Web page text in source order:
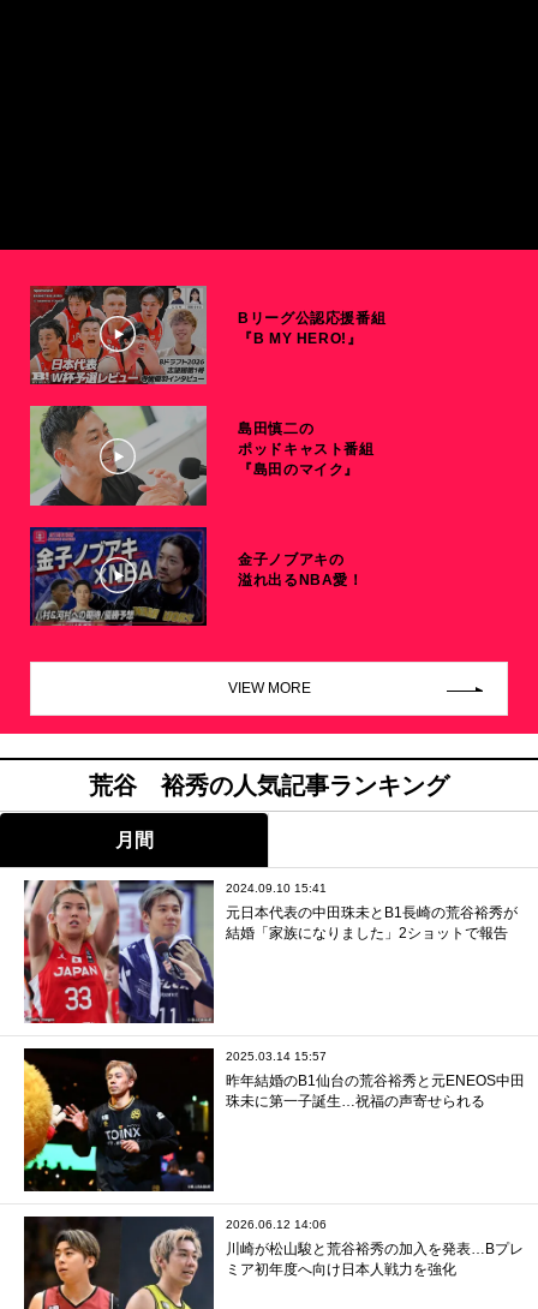
Bリーグ公認応援番組
『B MY HERO!』
島田慎二の
ポッドキャスト番組
『島田のマイク』
金子ノブアキの
溢れ出るNBA愛！
VIEW MORE
荒谷 裕秀の人気記事ランキング
月間
2024.09.10 15:41
元日本代表の中田珠未とB1長崎の荒谷裕秀が
結婚「家族になりました」2ショットで報告
2025.03.14 15:57
昨年結婚のB1仙台の荒谷裕秀と元ENEOS中田
珠未に第一子誕生…祝福の声寄せられる
2026.06.12 14:06
川崎が松山駿と荒谷裕秀の加入を発表…Bプレ
ミア初年度へ向け日本人戦力を強化